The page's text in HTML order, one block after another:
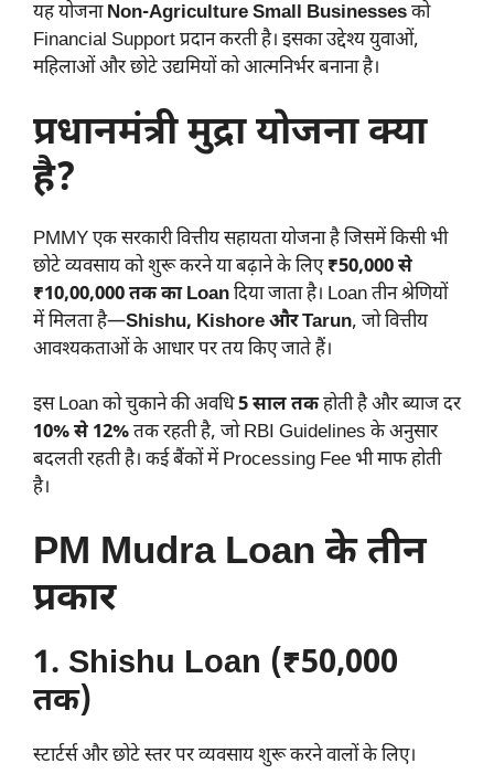
यह योजनाNon-Agriculture Small Businessesको
Financial Support प्रदान करती है। इसका उद्देश्य युवाओं,
महिलाओं और छोटे उद्यमियों को आत्मनिर्भर बनाना है।
प्रधानमंत्री मुद्रा योजना क्या
है?
PMMY एक सरकारी वित्तीय सहायता योजना है जिसमें किसी भी
छोटे व्यवसाय को शुरू करने या बढ़ाने के लिए₹50,000 से
₹10,00,000 तक का Loanदिया जाता है। Loan तीन श्रेणियों
में मिलता है—Shishu, Kishore और Tarun, जो वित्तीय
आवश्यकताओं के आधार पर तय किए जाते हैं।
इस Loan को चुकाने की अवधि5 साल तकहोती है और ब्याज दर
10% से 12%तक रहती है, जो RBI Guidelines के अनुसार
बदलती रहती है। कई बैंकों में Processing Fee भी माफ होती
है।
PM Mudra Loan के तीन
प्रकार
1. Shishu Loan (₹50,000
तक)
स्टार्टर्स और छोटे स्तर पर व्यवसाय शुरू करने वालों के लिए।